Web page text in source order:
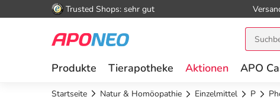
Trusted Shops: sehr gut
Produkte Tierapotheke Aktionen APO
Startseite Natur & Homöopathie Einzelmittel P